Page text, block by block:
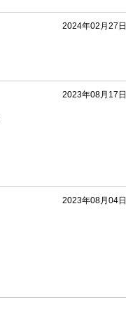
2024年02月27日
2023年08月17日
2023年08月04日